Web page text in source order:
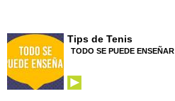
Tips de Tenis
TODO SE PUEDE ENSEÑAR